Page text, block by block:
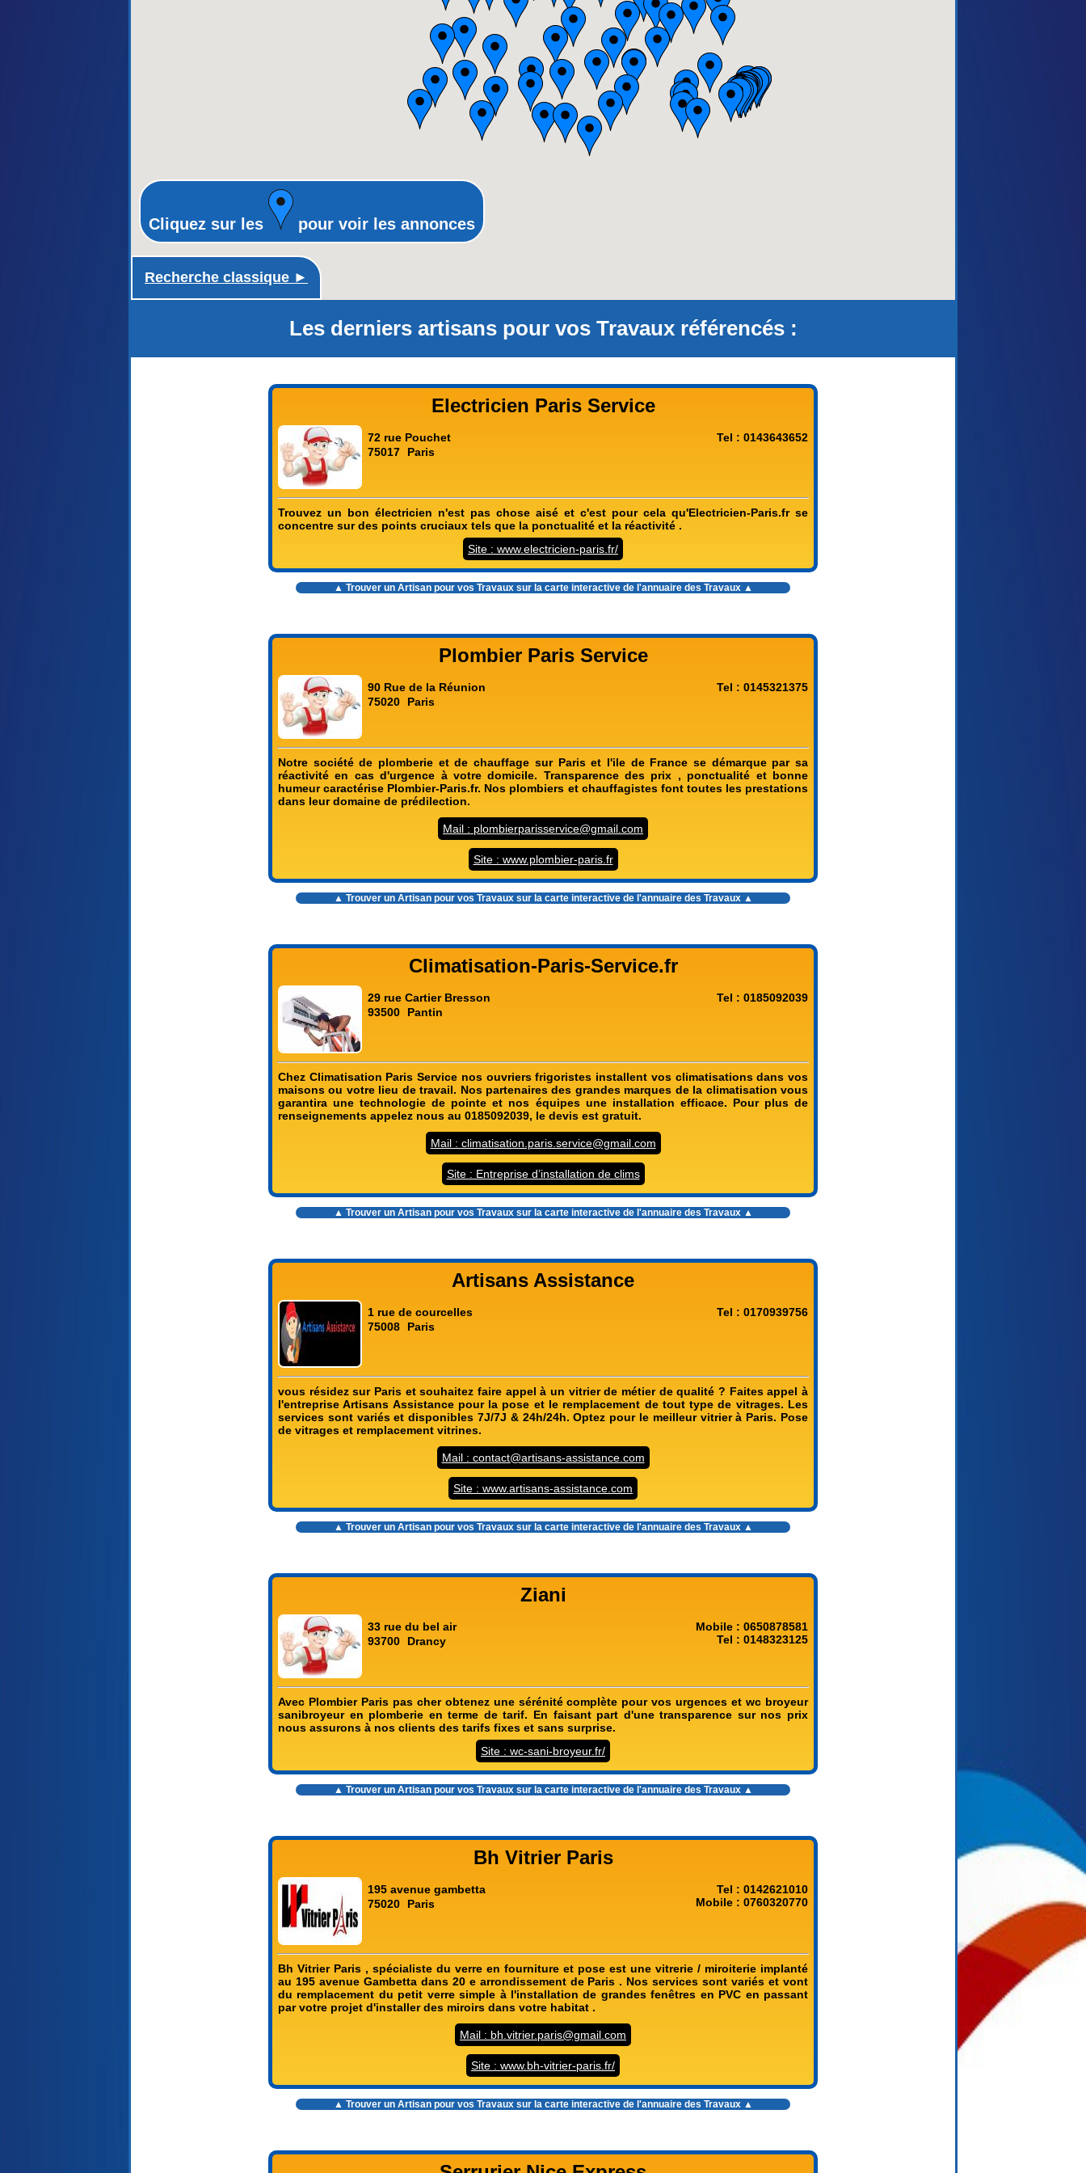
Midi-Pyrénées
Nord-Pas-de-Calais
Pays-de-la-Loire
Picardie
Poitou-Charentes
Provence-Alpes-Côte-d'Azur(paca)
Recherche classique ►
Cliquez sur les pour voir les annonces
Les derniers artisans pour vos Travaux référencés :
Electricien Paris Service
72 rue Pouchet
75017
Paris
Tel : 0143643652
Trouvez un bon électricien n'est pas chose aisé et c'est pour cela qu'Electricien-Paris.fr se
concentre sur des points cruciaux tels que la ponctualité et la réactivité .
Site : www.electricien-paris.fr/
▲ Trouver un Artisan pour vos Travaux sur la carte interactive de l'annuaire des Travaux▲
Plombier Paris Service
90 Rue de la Réunion
75020
Paris
Tel : 0145321375
Notre société de plomberie et de chauffage sur Paris et l'ile de France se démarque par sa
réactivité en cas d'urgence à votre domicile. Transparence des prix , ponctualité et bonne
humeur caractérise Plombier-Paris.fr. Nos plombiers et chauffagistes font toutes les prestations
dans leur domaine de prédilection.
Mail : plombierparisservice@gmail.com
Site : www.plombier-paris.fr
▲ Trouver un Artisan pour vos Travaux sur la carte interactive de l'annuaire des Travaux▲
Climatisation-Paris-Service.fr
29 rue Cartier Bresson
93500
Pantin
Tel : 0185092039
Chez Climatisation Paris Service nos ouvriers frigoristes installent vos climatisations dans vos
maisons ou votre lieu de travail. Nos partenaires des grandes marques de la climatisation vous
garantira une technologie de pointe et nos équipes une installation efficace. Pour plus de
renseignements appelez nous au 0185092039, le devis est gratuit.
Mail : climatisation.paris.service@gmail.com
Site : Entreprise d’installation de clims
▲ Trouver un Artisan pour vos Travaux sur la carte interactive de l'annuaire des Travaux▲
Artisans Assistance
1 rue de courcelles
75008
Paris
Tel : 0170939756
vous résidez sur Paris et souhaitez faire appel à un vitrier de métier de qualité ? Faites appel à
l'entreprise Artisans Assistance pour la pose et le remplacement de tout type de vitrages. Les
services sont variés et disponibles 7J/7J & 24h/24h. Optez pour le meilleur vitrier à Paris. Pose
de vitrages et remplacement vitrines.
Mail : contact@artisans-assistance.com
Site : www.artisans-assistance.com
▲ Trouver un Artisan pour vos Travaux sur la carte interactive de l'annuaire des Travaux▲
Ziani
33 rue du bel air
93700
Drancy
Mobile : 0650878581
Tel : 0148323125
Avec Plombier Paris pas cher obtenez une sérénité complète pour vos urgences et wc broyeur
sanibroyeur en plomberie en terme de tarif. En faisant part d'une transparence sur nos prix
nous assurons à nos clients des tarifs fixes et sans surprise.
Site : wc-sani-broyeur.fr/
▲ Trouver un Artisan pour vos Travaux sur la carte interactive de l'annuaire des Travaux▲
Bh Vitrier Paris
195 avenue gambetta
75020
Paris
Tel : 0142621010
Mobile : 0760320770
Bh Vitrier Paris , spécialiste du verre en fourniture et pose est une vitrerie / miroiterie implanté
au 195 avenue Gambetta dans 20 e arrondissement de Paris . Nos services sont variés et vont
du remplacement du petit verre simple à l'installation de grandes fenêtres en PVC en passant
par votre projet d'installer des miroirs dans votre habitat .
Mail : bh.vitrier.paris@gmail.com
Site : www.bh-vitrier-paris.fr/
▲ Trouver un Artisan pour vos Travaux sur la carte interactive de l'annuaire des Travaux▲